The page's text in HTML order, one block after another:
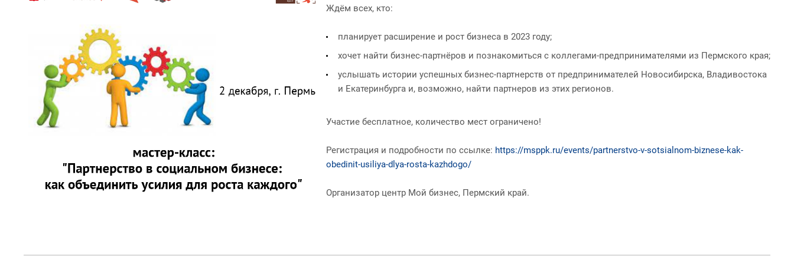
Ждём всех, кто:
планирует расширение и рост бизнеса в 2023 году;
хочет найти бизнес-партнёров и познакомиться с коллегами-предпринимателями из Пермского края;
услышать истории успешных бизнес-партнерств от предпринимателей Новосибирска, Владивостока
и Екатеринбурга и, возможно, найти партнеров из этих регионов.
Участие бесплатное, количество мест ограничено!
Регистрация и подробности по ссылке: https://msppk.ru/events/partnerstvo-v-sotsialnom-biznese-kak-
obedinit-usiliya-dlya-rosta-kazhdogo/
Организатор центр Мой бизнес, Пермский край.